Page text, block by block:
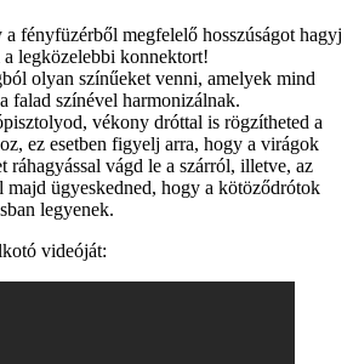
fényfüzérből megfelelő hosszúságot hagyj
legközelebbi konnektort!
olyan színűeket venni, amelyek mind
falad színével harmonizálnak.
vékony dróttal is rögzítheted a
ez esetben figyelj arra, hogy a virágok
ráhagyással vágd le a szárról, illetve, az
majd ügyeskedned, hogy a kötöződrótok
legyenek.
videóját: